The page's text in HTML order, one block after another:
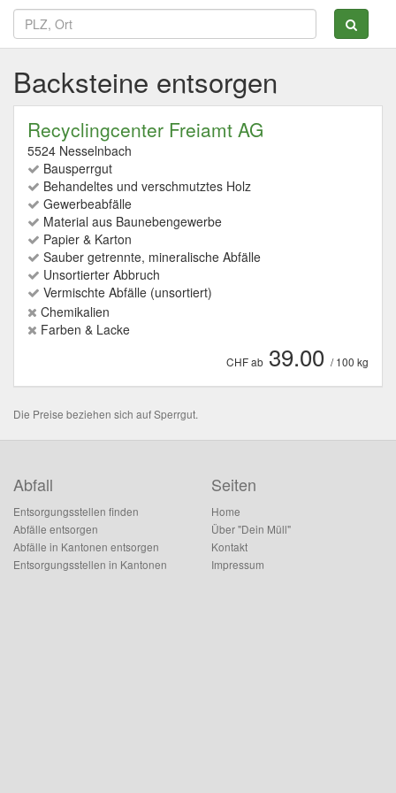
Backsteine entsorgen
Recyclingcenter Freiamt AG
5524 Nesselnbach
Bausperrgut
Behandeltes und verschmutztes Holz
Gewerbeabfälle
Material aus Baunebengewerbe
Papier & Karton
Sauber getrennte, mineralische Abfälle
Unsortierter Abbruch
Vermischte Abfälle (unsortiert)
Chemikalien
Farben & Lacke
CHF ab 39.00 / 100 kg
Die Preise beziehen sich auf Sperrgut.
Abfall
Entsorgungsstellen finden
Abfälle entsorgen
Abfälle in Kantonen entsorgen
Entsorgungsstellen in Kantonen
Seiten
Home
Über "Dein Müll"
Kontakt
Impressum